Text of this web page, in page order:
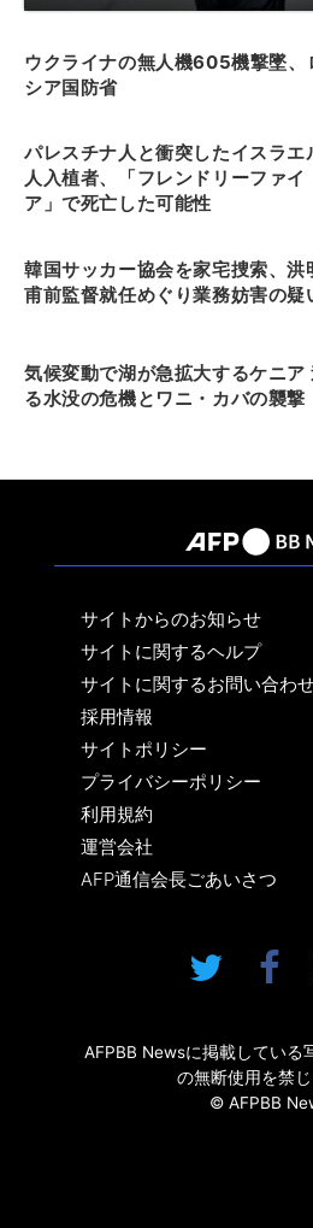
ウクライナの無人機605機撃墜、
シア国防省
パレスチナ人と衝突したイスラエ
人入植者、「フレンドリーファイ
ア」で死亡した可能性
韓国サッカー協会を家宅捜索、洪
甫前監督就任めぐり業務妨害の疑
気候変動で湖が急拡大するケニア
る水没の危機とワニ・カバの襲撃
サイトからのお知らせ
サイトに関するヘルプ
サイトに関するお問い合わ
採用情報
サイトポリシー
プライバシーポリシー
利用規約
運営会社
AFP通信会長ごあいさつ
AFPBB Newsに掲載している
の無断使用を禁じ
© AFPBB